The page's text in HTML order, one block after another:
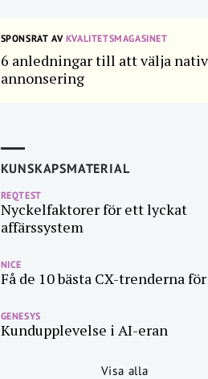
SPONSRAT AVKVALITETSMAGASINET
6 anledningar till att välja
annonsering
KUNSKAPSMATERIAL
REQTEST
Nyckelfaktorer för ett lyckat
affärssystem
NICE
Få de 10 bästa CX-trenderna
GENESYS
Kundupplevelse i AI-eran
Visa alla